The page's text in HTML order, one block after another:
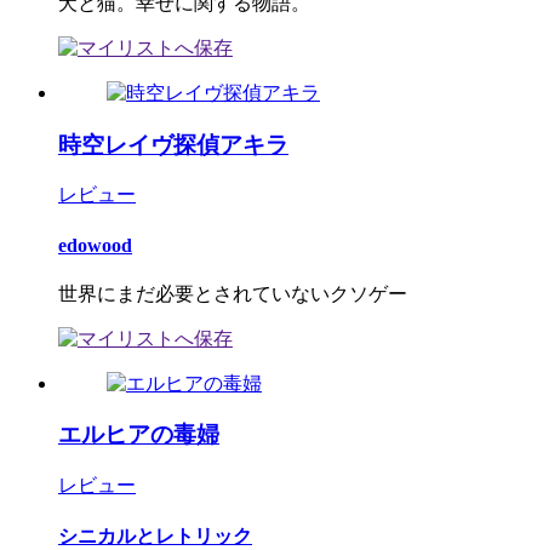
時空レイヴ探偵アキラ
レビュー
edowood
世界にまだ必要とされていないクソゲー
エルヒアの毒婦
レビュー
シニカルとレトリック